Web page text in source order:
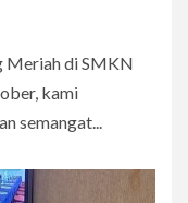
Meriah di SMKN
kami
semangat...